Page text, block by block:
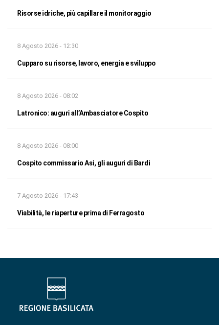
Risorse idriche, più capillare il monitoraggio
8 Agosto 2026 - 12:30
Cupparo su risorse, lavoro, energia e sviluppo
8 Agosto 2026 - 08:02
Latronico: auguri all’Ambasciatore Cospito
8 Agosto 2026 - 08:00
Cospito commissario Asi, gli auguri di Bardi
7 Agosto 2026 - 17:43
Viabilità, le riaperture prima di Ferragosto